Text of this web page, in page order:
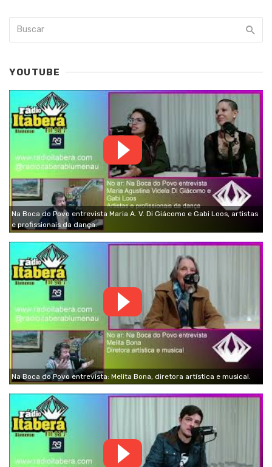
YOUTUBE
Na Boca do Povo entrevista Maria A. V. Di Giácomo e Gabi Loos, artistas
e profissionais da dança.
Na Boca do Povo entrevista: Melita Bona, diretora artística e musical.